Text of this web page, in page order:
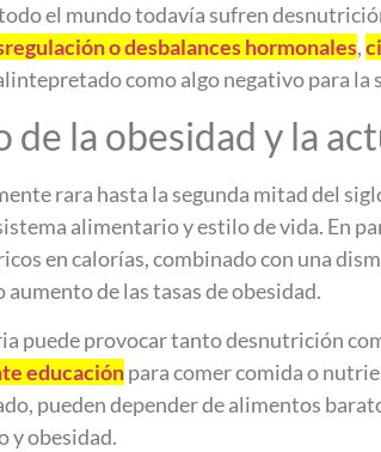
el mundo todavía sufren
o desbalances hormonales,
como algo negativo para
de la obesidad y la
rara hasta la segunda mitad del
alimentario y estilo de vida. En
en calorías, combinado con una
de las tasas de obesidad.
puede provocar tanto desnutrición
educaciónpara comer comida o
pueden depender de alimentos
y obesidad.